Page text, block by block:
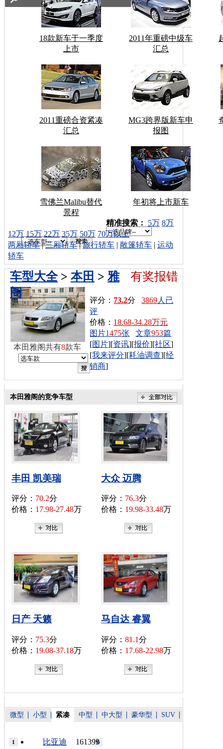
18款新车于一季度
上市
2011年重磅中级车
汇总
2011重磅合资紧凑
汇总
MG3跨界版新车申
报图
雪佛兰Malibu替代
景程
年初将上市新车
车型搜索：
精准搜索： 5万 8万
12万 15万 22万 35万 50万 70万以上
两厢轿车|三厢轿车|旅行轿车 | 敞篷轿车 | 运动
轿车
有奖报错
车型大全> 本田 > 雅
阁
评分： 73.2分3869人已
评
价格： 18.68-34.28万元
图片1475张 文章953篇
[图片][资讯][报价][社区]
[我来评分][耗油调查][经
销商]
本田雅阁共有8款车
本田雅阁的竞争车型
丰田 凯美瑞
评分： 70.2分
价格： 17.98-27.48万
大众 迈腾
评分： 76.3分
价格： 19.98-33.48万
日产 天籁
评分： 75.3分
价格： 19.08-37.18万
马自达 睿翼
评分： 81.1分
价格： 17.68-22.98万
微型 小型 紧凑 中型 中大型 豪华型 SUV
161399
比亚迪